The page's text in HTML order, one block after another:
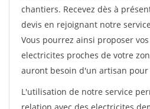
chantiers. Recevez dès à
devis en rejoignant notre
Vous pourrez ainsi proposer
electricites proches de votre
auront besoin d'un artisan
L'utilisation de notre service